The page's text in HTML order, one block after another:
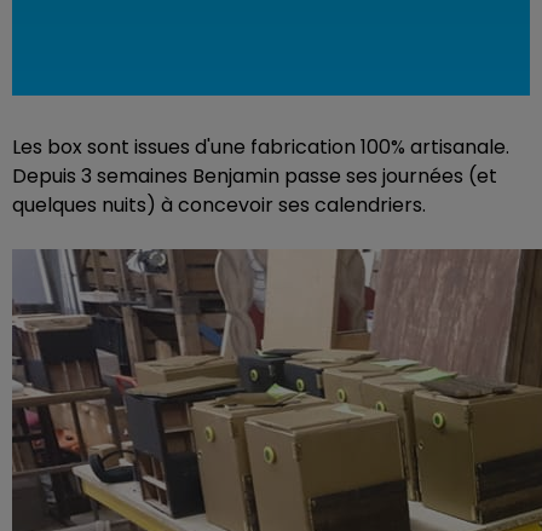
Les box sont issues d'une fabrication 100% artisanale.
Depuis 3 semaines Benjamin passe ses journées (et
quelques nuits) à concevoir ses calendriers.